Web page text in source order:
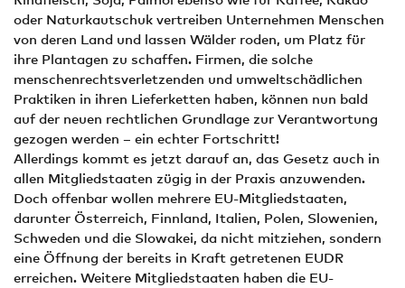
oder Naturkautschuk vertreiben Unternehmen Menschen
von deren Land und lassen Wälder roden, um Platz für
ihre Plantagen zu schaffen. Firmen, die solche
menschenrechtsverletzenden und umweltschädlichen
Praktiken in ihren Lieferketten haben, können nun bald
auf der neuen rechtlichen Grundlage zur Verantwortung
gezogen werden – ein echter Fortschritt!
Allerdings kommt es jetzt darauf an, das Gesetz auch in
allen Mitgliedstaaten zügig in der Praxis anzuwenden.
Doch offenbar wollen mehrere EU-Mitgliedstaaten,
darunter Österreich, Finnland, Italien, Polen, Slowenien,
Schweden und die Slowakei, da nicht mitziehen, sondern
eine Öffnung der bereits in Kraft getretenen EUDR
erreichen. Weitere Mitgliedstaaten haben die EU-